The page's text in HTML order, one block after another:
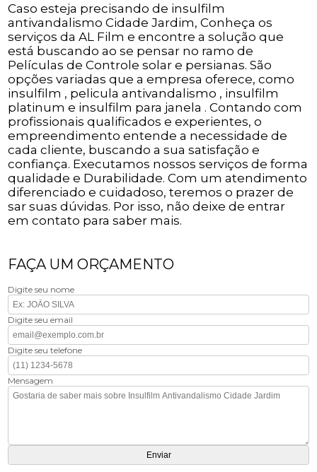
Caso esteja precisando de insulfilm
antivandalismo Cidade Jardim, Conheça os
serviços da AL Film e encontre a solução que
está buscando ao se pensar no ramo de
Películas de Controle solar e persianas. São
opções variadas que a empresa oferece, como
insulfilm , pelicula antivandalismo , insulfilm
platinum e insulfilm para janela . Contando com
profissionais qualificados e experientes, o
empreendimento entende a necessidade de
cada cliente, buscando a sua satisfação e
confiança. Executamos nossos serviços de forma
qualidade e Durabilidade. Com um atendimento
diferenciado e cuidadoso, teremos o prazer de
sar suas dúvidas. Por isso, não deixe de entrar
em contato para saber mais.
FAÇA UM ORÇAMENTO
Digite seu nome
Digite seu email
Digite seu telefone
Mensagem